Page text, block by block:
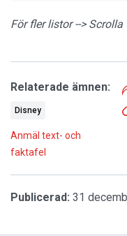
För fler listor --> Scrolla
Relaterade ämnen:
Disney
Anmäl text- och
faktafel
Publicerad: 31